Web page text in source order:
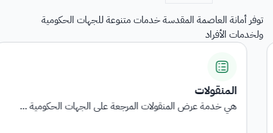
توفر أمانة العاصمة المقدسة خدمات متنوعة للجهات الحكومية
ولخدمات الأفراد
المنقولات
هي خدمة عرض المنقولات المرجعة على الجهات الحكومية ...